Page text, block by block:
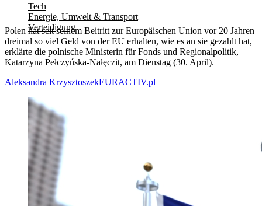
Tech
Energie, Umwelt & Transport
Verteidigung
Polen hat seit seinem Beitritt zur Europäischen Union vor 20 Jahren
dreimal so viel Geld von der EU erhalten, wie es an sie gezahlt hat,
erklärte die polnische Ministerin für Fonds und Regionalpolitik,
Katarzyna Pełczyńska-Nałęczit, am Dienstag (30. April).
Aleksandra KrzysztoszekEURACTIV.pl